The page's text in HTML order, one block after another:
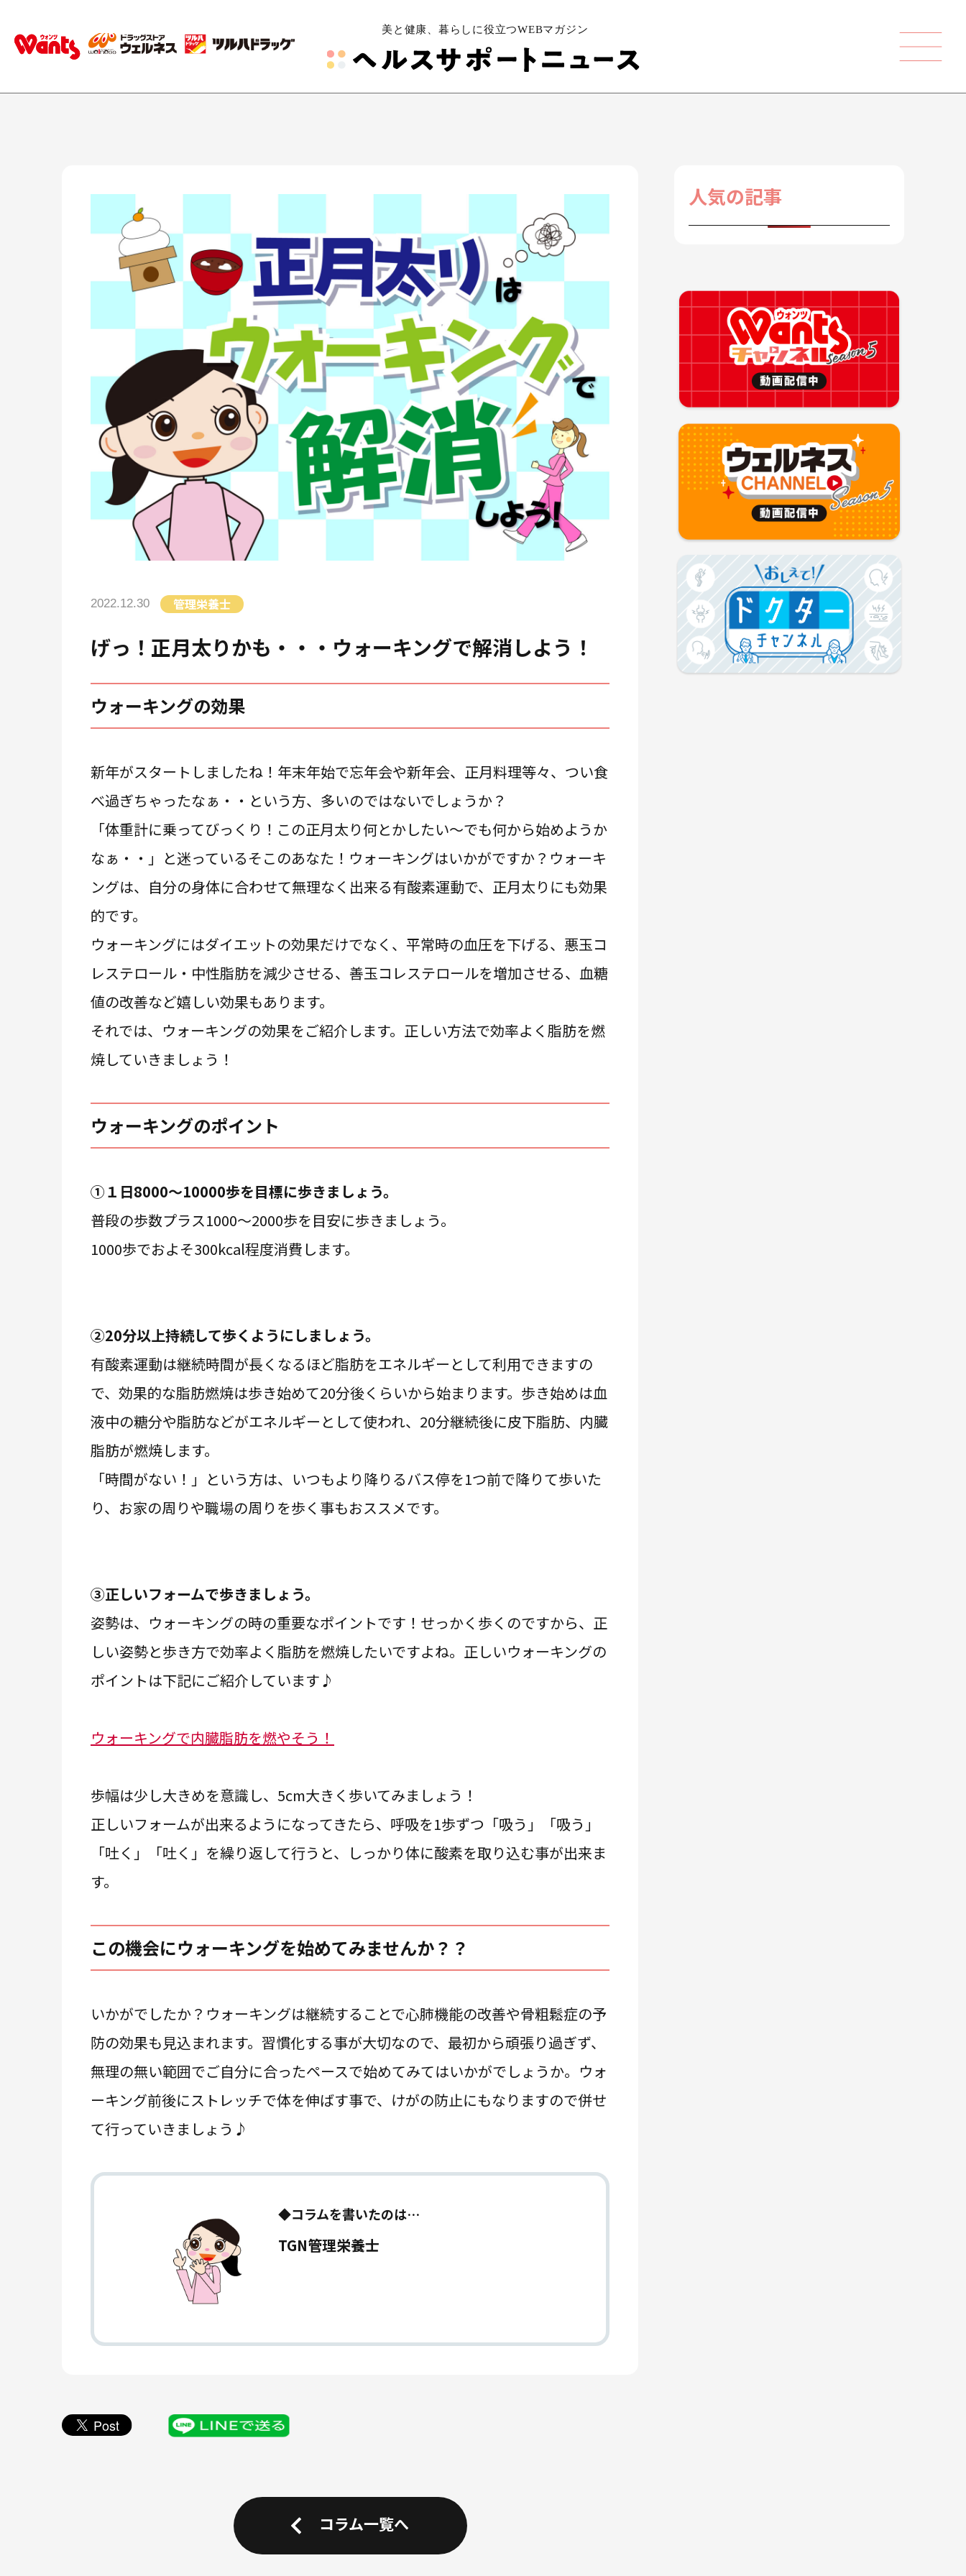
2022.12.30 管理栄養士
げっ！正月太りかも・・・ウォーキングで解消しよう！
ウォーキングの効果
新年がスタートしましたね！年末年始で忘年会や新年会、正月料理等々、つい食
べ過ぎちゃったなぁ・・という方、多いのではないでしょうか？
「体重計に乗ってびっくり！この正月太り何とかしたい～でも何から始めようか
なぁ・・」と迷っているそこのあなた！ウォーキングはいかがですか？ウォーキ
ングは、自分の身体に合わせて無理なく出来る有酸素運動で、正月太りにも効果
的です。
ウォーキングにはダイエットの効果だけでなく、平常時の血圧を下げる、悪玉コ
レステロール・中性脂肪を減少させる、善玉コレステロールを増加させる、血糖
値の改善など嬉しい効果もあります。
それでは、ウォーキングの効果をご紹介します。正しい方法で効率よく脂肪を燃
焼していきましょう！
ウォーキングのポイント
①１日8000～10000歩を目標に歩きましょう。
普段の歩数プラス1000～2000歩を目安に歩きましょう。
1000歩でおよそ300kcal程度消費します。
②20分以上持続して歩くようにしましょう。
有酸素運動は継続時間が長くなるほど脂肪をエネルギーとして利用できますの
で、効果的な脂肪燃焼は歩き始めて20分後くらいから始まります。歩き始めは血
液中の糖分や脂肪などがエネルギーとして使われ、20分継続後に皮下脂肪、内臓
脂肪が燃焼します。
「時間がない！」という方は、いつもより降りるバス停を1つ前で降りて歩いた
り、お家の周りや職場の周りを歩く事もおススメです。
③正しいフォームで歩きましょう。
姿勢は、ウォーキングの時の重要なポイントです！せっかく歩くのですから、正
しい姿勢と歩き方で効率よく脂肪を燃焼したいですよね。正しいウォーキングの
ポイントは下記にご紹介しています♪
ウォーキングで内臓脂肪を燃やそう！
歩幅は少し大きめを意識し、5cm大きく歩いてみましょう！
正しいフォームが出来るようになってきたら、呼吸を1歩ずつ「吸う」「吸う」
「吐く」「吐く」を繰り返して行うと、しっかり体に酸素を取り込む事が出来ま
す。
この機会にウォーキングを始めてみませんか？？
いかがでしたか？ウォーキングは継続することで心肺機能の改善や骨粗鬆症の予
防の効果も見込まれます。習慣化する事が大切なので、最初から頑張り過ぎず、
無理の無い範囲でご自分に合ったペースで始めてみてはいかがでしょうか。ウォ
ーキング前後にストレッチで体を伸ばす事で、けがの防止にもなりますので併せ
て行っていきましょう♪
◆コラムを書いたのは…
TGN管理栄養士
コラム一覧へ
人気の記事